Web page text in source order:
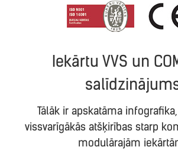
Iekārtu VVS un
Tālāk ir apskatāma
vissvarīgākās atšķirības starp
modulārajām